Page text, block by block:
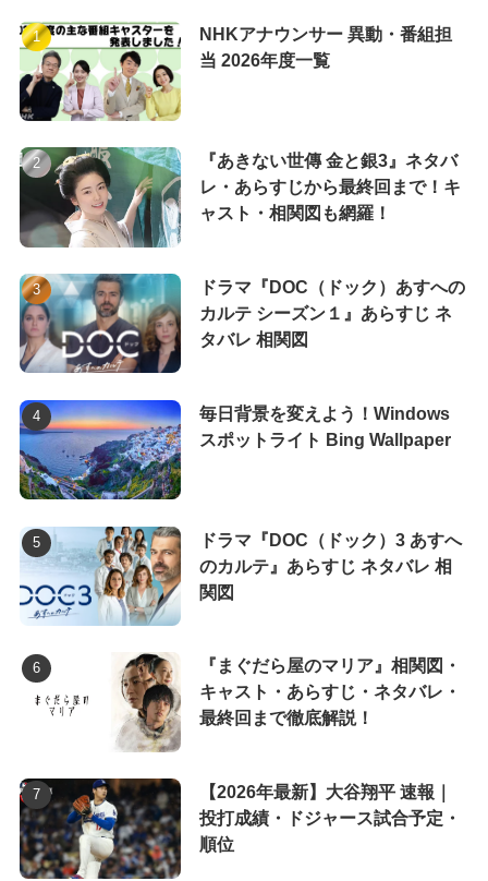
NHKアナウンサー 異動・番組担
当 2026年度一覧
『あきない世傳 金と銀3』ネタバ
レ・あらすじから最終回まで！キ
ャスト・相関図も網羅！
ドラマ『DOC（ドック）あすへの
カルテ シーズン１』あらすじ ネ
タバレ 相関図
毎日背景を変えよう！Windows
スポットライト Bing Wallpaper
ドラマ『DOC（ドック）3 あすへ
のカルテ』あらすじ ネタバレ 相
関図
『まぐだら屋のマリア』相関図・
キャスト・あらすじ・ネタバレ・
最終回まで徹底解説！
【2026年最新】大谷翔平 速報｜
投打成績・ドジャース試合予定・
順位